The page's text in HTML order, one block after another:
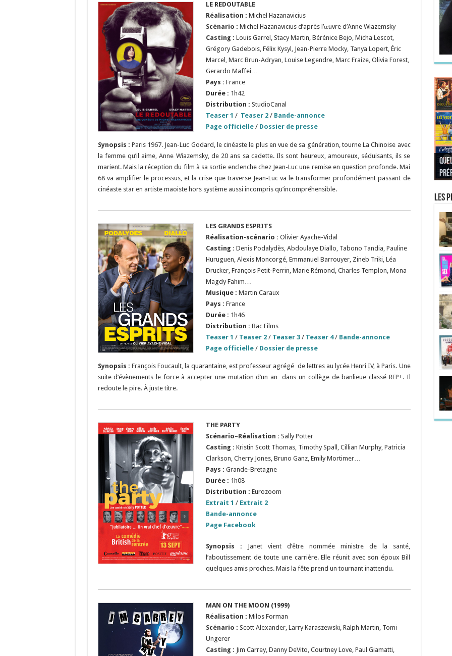
LE REDOUTABLE
Réalisation :Michel Hazanavicius
Scénario : Michel Hazanavicius d’après l’œuvre d’Anne Wiazemsky
Casting :Louis Garrel, Stacy Martin, Bérénice Bejo, Micha Lescot,
Grégory Gadebois, Félix Kysyl, Jean-Pierre Mocky, Tanya Lopert, Éric
Marcel, Marc Brun-Adryan, Louise Legendre, Marc Fraize, Olivia Forest,
Gerardo Maffei…
Pays : France
Durée : 1h42
Distribution : StudioCanal
Teaser 1 / Teaser 2 / Bande-annonce
Page officielle / Dossier de presse
Synopsis : Paris 1967. Jean-Luc Godard, le cinéaste le plus en vue de sa génération, tourne La Chinoise avec
la femme qu’il aime, Anne Wiazemsky, de 20 ans sa cadette. Ils sont heureux, amoureux, séduisants, ils se
marient. Mais la réception du film à sa sortie enclenche chez Jean-Luc une remise en question profonde. Mai
68 va amplifier le processus, et la crise que traverse Jean-Luc va le transformer profondément passant de
cinéaste star en artiste maoiste hors système aussi incompris qu’incompréhensible.
LES GRANDS ESPRITS
Réalisation-scénario :Olivier Ayache-Vidal
Casting :Denis Podalydès, Abdoulaye Diallo, Tabono Tandia, Pauline
Huruguen, Alexis Moncorgé, Emmanuel Barrouyer, Zineb Triki, Léa
Drucker, François Petit-Perrin, Marie Rémond, Charles Templon, Mona
Magdy Fahim…
Musique : Martin Caraux
Pays : France
Durée : 1h46
Distribution : Bac Films
Teaser 1 / Teaser 2 / Teaser 3 / Teaser 4/ Bande-annonce
Page officielle / Dossier de presse
Synopsis : François Foucault, la quarantaine, est professeur agrégé de lettres au lycée Henri IV, à Paris. Une
suite d’évènements le force à accepter une mutation d’un an dans un collège de banlieue classé REP+. Il
redoute le pire. À juste titre.
THE PARTY
Scénario–Réalisation :Sally Potter
Casting :Kristin Scott Thomas, Timothy Spall, Cillian Murphy, Patricia
Clarkson, Cherry Jones, Bruno Ganz, Emily Mortimer…
Pays : Grande-Bretagne
Durée : 1h08
Distribution : Eurozoom
Extrait 1 / Extrait 2
Bande-annonce
Page Facebook
Synopsis : Janet vient d’être nommée ministre de la santé,
l’aboutissement de toute une carrière. Elle réunit avec son époux Bill
quelques amis proches. Mais la fête prend un tournant inattendu.
MAN ON THE MOON (1999)
Réalisation :Milos Forman
Scénario : Scott Alexander, Larry Karaszewski, Ralph Martin, Tomi
Ungerer
Casting : Jim Carrey, Danny DeVito, Courtney Love, Paul Giamatti,
Les